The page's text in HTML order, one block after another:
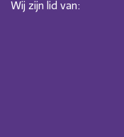
Wij zijn lid van: